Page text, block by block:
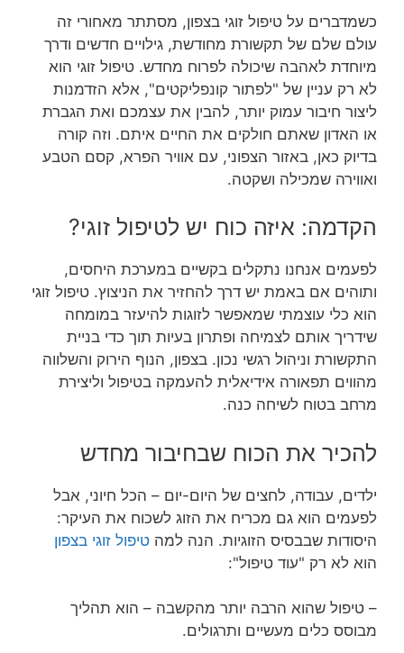
כשמדברים על טיפול זוגי בצפון, מסתתר מאחורי זה
עולם שלם של תקשורת מחודשת, גילויים חדשים ודרך
מיוחדת לאהבה שיכולה לפרוח מחדש. טיפול זוגי הוא
לא רק עניין של "לפתור קונפליקטים", אלא הזדמנות
ליצור חיבור עמוק יותר, להבין את עצמכם ואת הגברת
או האדון שאתם חולקים את החיים איתם. וזה קורה
בדיוק כאן, באזור הצפוני, עם אוויר הפרא, קסם הטבע
ואווירה שמכילה ושקטה.
הקדמה: איזה כוח יש לטיפול זוגי?
לפעמים אנחנו נתקלים בקשיים במערכת היחסים,
ותוהים אם באמת יש דרך להחזיר את הניצוץ. טיפול זוגי
הוא כלי עוצמתי שמאפשר לזוגות להיעזר במומחה
שידריך אותם לצמיחה ופתרון בעיות תוך כדי בניית
התקשורת וניהול רגשי נכון. בצפון, הנוף הירוק והשלווה
מהווים תפאורה אידיאלית להעמקה בטיפול וליצירת
מרחב בטוח לשיחה כנה.
להכיר את הכוח שבחיבור מחדש
ילדים, עבודה, לחצים של היום-יום – הכל חיוני, אבל
לפעמים הוא גם מכריח את הזוג לשכוח את העיקר:
היסודות שבבסיס הזוגיות. הנה למה טיפול זוגי בצפון
הוא לא רק "עוד טיפול":
– טיפול שהוא הרבה יותר מהקשבה – הוא תהליך
מבוסס כלים מעשיים ותרגולים.